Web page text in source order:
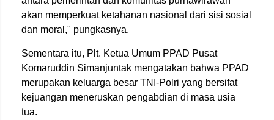
akan memperkuat ketahanan nasional dari sisi sosial
dan moral," pungkasnya.
Sementara itu, Plt. Ketua Umum PPAD Pusat
Komaruddin Simanjuntak mengatakan bahwa PPAD
merupakan keluarga besar TNI-Polri yang bersifat
kejuangan meneruskan pengabdian di masa usia
tua.